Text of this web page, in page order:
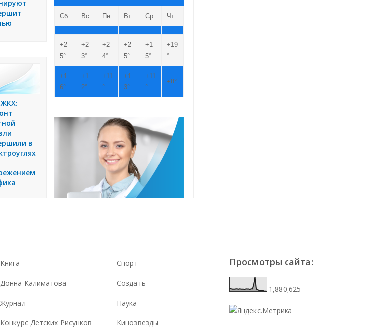
Книга
Донна Калиматова
Журнал
Конкурс Детских Рисунков
Спорт
Создать
Наука
Кинозвезды
Просмотры сайта:
1,880,625